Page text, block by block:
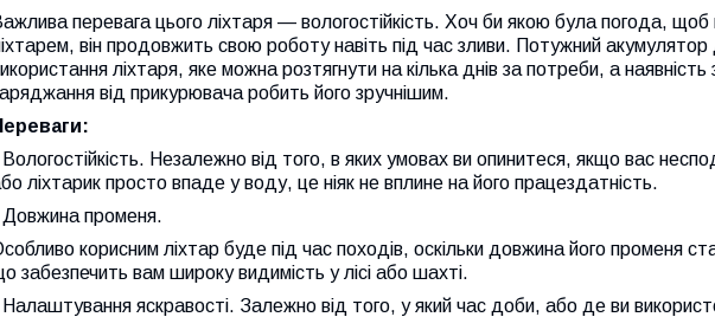
перевага цього ліхтаря — вологостійкість. Хоч би якою була погода,
він продовжить свою роботу навіть під час зливи. Потужний
ліхтаря, яке можна розтягнути на кілька днів за потреби, а
від прикурювача робить його зручнішим.
Незалежно від того, в яких умовах ви опинитеся, якщо вас
ліхтарик просто впаде у воду, це ніяк не вплине на його працездатність.
променя.
корисним ліхтар буде під час походів, оскільки довжина його променя
забезпечить вам широку видимість у лісі або шахті.
яскравості. Залежно від того, у який час доби, або де ви